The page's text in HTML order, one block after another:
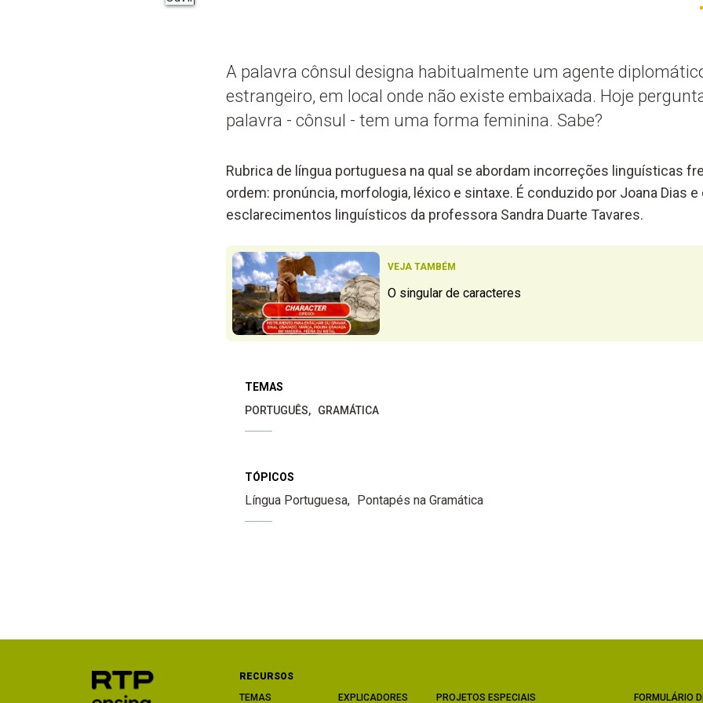
A palavra cônsul designa habitualmente um agente
estrangeiro, em local onde não existe embaixada. Hoje
palavra - cônsul - tem uma forma feminina. Sabe?
Rubrica de língua portuguesa na qual se abordam incorreções linguísticas
ordem: pronúncia, morfologia, léxico e sintaxe. É conduzido por Joana Dias
esclarecimentos linguísticos da professora Sandra Duarte Tavares.
VEJA TAMBÉM
O singular de caracteres
TEMAS
PORTUGUÊS
GRAMÁTICA
TÓPICOS
Língua Portuguesa Pontapés na Gramática
RECURSOS
TEMAS
EXPLICADORES PROJETOS ESPECIAIS FORMULÁRIO